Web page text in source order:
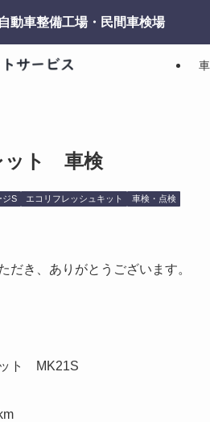
動車整備工場・民間車検場
ット 車検
ジS エコリフレッシュキット 車検・点検
だき、ありがとうございます。
ト MK21S